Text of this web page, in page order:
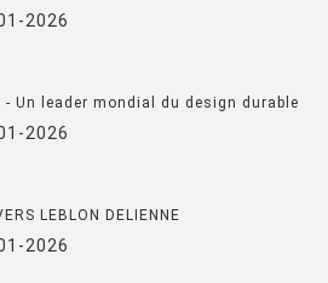
2026
- Un leader mondial du design durable
2026
LEBLON DELIENNE
2026